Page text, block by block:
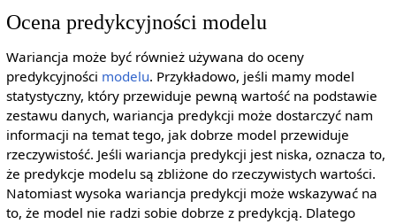
Ocena predykcyjności modelu
Wariancja może być również używana do oceny
predykcyjności modelu. Przykładowo, jeśli mamy model
statystyczny, który przewiduje pewną wartość na podstawie
zestawu danych, wariancja predykcji może dostarczyć nam
informacji na temat tego, jak dobrze model przewiduje
rzeczywistość. Jeśli wariancja predykcji jest niska, oznacza to,
że predykcje modelu są zbliżone do rzeczywistych wartości.
Natomiast wysoka wariancja predykcji może wskazywać na
to, że model nie radzi sobie dobrze z predykcją. Dlatego